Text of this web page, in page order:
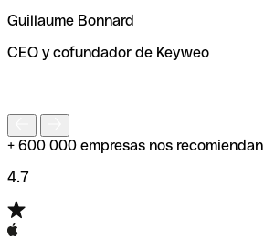
de enviar tu transferencia.
Guillaume Bonnard
CEO y cofundador de Keyweo
+ 600 000 empresas nos recomiendan
4.7